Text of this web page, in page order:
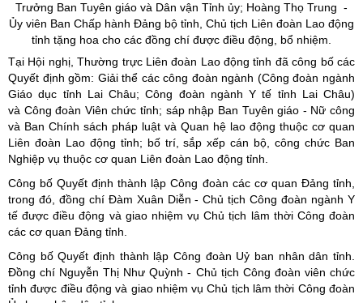
Trưởng Ban Tuyên giáo và Dân vận Tỉnh ủy; Hoàng Thọ Trung -
Ủy viên Ban Chấp hành Đảng bộ tỉnh, Chủ tịch Liên đoàn Lao động
tỉnh tặng hoa cho các đồng chí được điều động, bổ nhiệm.
Tại Hội nghị, Thường trực Liên đoàn Lao động tỉnh đã công bố các
Quyết định gồm: Giải thể các công đoàn ngành (Công đoàn ngành
Giáo dục tỉnh Lai Châu; Công đoàn ngành Y tế tỉnh Lai Châu)
và Công đoàn Viên chức tỉnh; sáp nhập Ban Tuyên giáo - Nữ công
và Ban Chính sách pháp luật và Quan hệ lao động thuộc cơ quan
Liên đoàn Lao động tỉnh; bố trí, sắp xếp cán bộ, công chức Ban
Nghiệp vụ thuộc cơ quan Liên đoàn Lao động tỉnh.
Công bố Quyết định thành lập Công đoàn các cơ quan Đảng tỉnh,
trong đó, đồng chí Đàm Xuân Diễn - Chủ tịch Công đoàn ngành Y
tế được điều động và giao nhiệm vụ Chủ tịch lâm thời Công đoàn
các cơ quan Đảng tỉnh.
Công bố Quyết định thành lập Công đoàn Uỷ ban nhân dân tỉnh.
Đồng chí Nguyễn Thị Như Quỳnh - Chủ tịch Công đoàn viên chức
tỉnh được điều động và giao nhiệm vụ Chủ tịch lâm thời Công đoàn